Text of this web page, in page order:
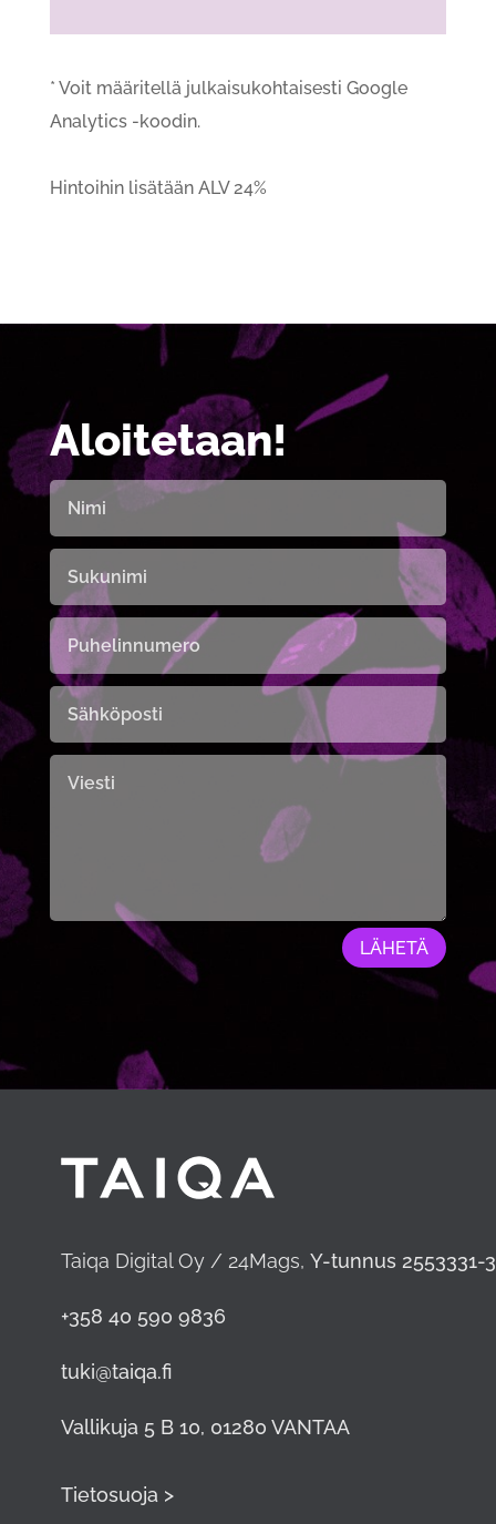
* Voit määritellä julkaisukohtaisesti Google
Analytics -koodin.
Hintoihin lisätään ALV 24%
Aloitetaan!
LÄHETÄ
Taiqa Digital Oy / 24Mags, Y-tunnus 2553331-3
+358 40 590 9836
tuki@taiqa.fi
Vallikuja 5 B 10, 01280 VANTAA
Tietosuoja >